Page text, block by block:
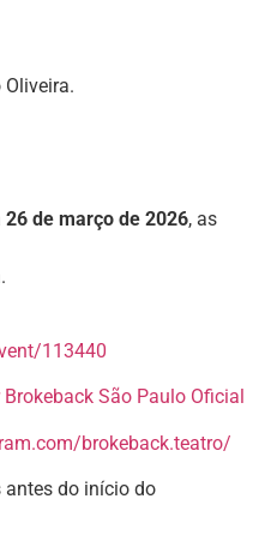
de março de 2026, as
113440
Brokeback São Paulo Oficial
brokeback.teatro/
antes do início do